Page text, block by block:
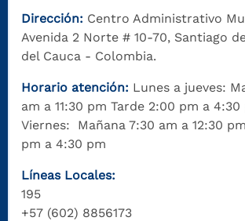
Dirección: Centro Administrativo
Avenida 2 Norte # 10-70, Santiago
del Cauca - Colombia.
Horario atención: Lunes a jueves:
am a 11:30 pm Tarde 2:00 pm a 4:30
Viernes: Mañana 7:30 am a 12:30
pm a 4:30 pm
Líneas Locales:
195
+57 (602) 8856173